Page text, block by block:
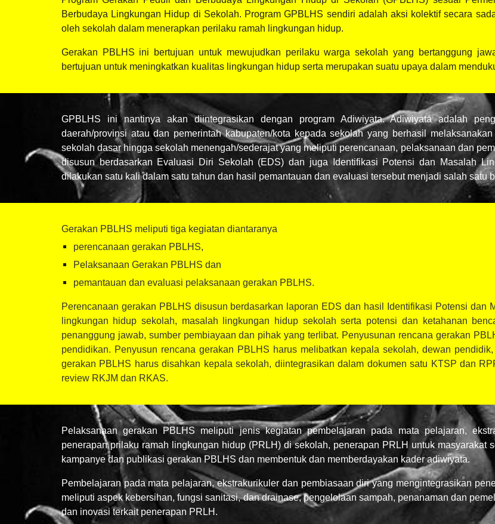
Berbudaya Lingkungan Hidup di Sekolah. Program GPBLHS sendiri adalah aksi kolektif secara
oleh sekolah dalam menerapkan perilaku ramah lingkungan hidup.
Gerakan PBLHS ini bertujuan untuk mewujudkan perilaku warga sekolah yang bertanggung
bertujuan untuk meningkatkan kualitas lingkungan hidup serta merupakan suatu upaya dalam
GPBLHS ini nantinya akan diintegrasikan dengan program Adiwiyata. Adiwiyata adalah
daerah/provinsi atau dan pemerintah kabupaten/kota kepada sekolah yang berhasil
sekolah dasar hingga sekolah menengah/sederajat yang meliputi perencanaan, pelaksanaan dan
disusun berdasarkan Evaluasi Diri Sekolah (EDS) dan juga Identifikasi Potensi dan Masalah
dilakukan satu kali dalam satu tahun dan hasil pemantauan dan evaluasi tersebut menjadi salah satu
Gerakan PBLHS meliputi tiga kegiatan diantaranya
perencanaan gerakan PBLHS,
Pelaksanaan Gerakan PBLHS dan
pemantauan dan evaluasi pelaksanaan gerakan PBLHS.
Perencanaan gerakan PBLHS disusun berdasarkan laporan EDS dan hasil Identifikasi Potensi dan
lingkungan hidup sekolah, masalah lingkungan hidup sekolah serta potensi dan ketahanan
penanggung jawab, sumber pembiayaan dan pihak yang terlibat. Penyusunan rencana gerakan
pendidikan. Penyusun rencana gerakan PBLHS harus melibatkan kepala sekolah, dewan
gerakan PBLHS harus disahkan kepala sekolah, diintegrasikan dalam dokumen satu KTSP dan
review RKJM dan RKAS.
Pelaksanaan gerakan PBLHS meliputi jenis kegiatan pembelajaran pada mata pelajaran,
penerapan prilaku ramah lingkungan hidup (PRLH) di sekolah, penerapan PRLH untuk masyarakat
kampanye dan publikasi gerakan PBLHS dan membentuk dan memberdayakan kader adiwiyata.
Pembelajaran pada mata pelajaran, ekstrakurikuler dan pembiasaan diri yang mengintegrasikan
meliputi aspek kebersihan, fungsi sanitasi, dan drainase, pengelolaan sampah, penanaman dan
dan inovasi terkait penerapan PRLH.